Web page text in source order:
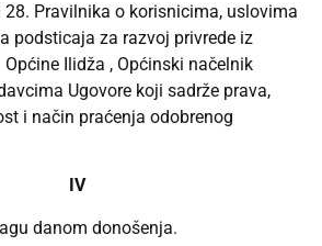
Pravilnika o korisnicima, uslovima
podsticaja za razvoj privrede iz
Ilidža , Općinski načelnik
Ugovore koji sadrže prava,
i način praćenja odobrenog
IV
danom donošenja.